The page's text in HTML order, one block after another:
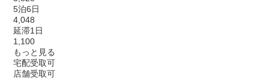
5泊6日
4,048
延滞1日
1,100
もっと見る
宅配受取可
店舗受取可